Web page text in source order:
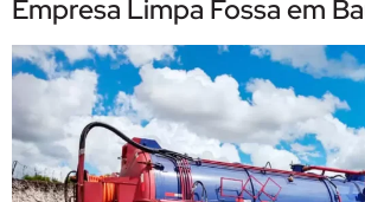
Empresa Limpa Fossa em